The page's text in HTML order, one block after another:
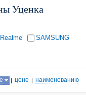
Уценка
Realme SAMSUNG
цене наименованию